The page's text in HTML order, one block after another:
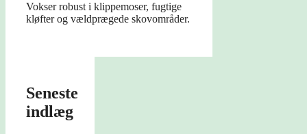
Vokser robust i klippemoser, fugtige
kløfter og vældprægede skovområder.
Seneste
indlæg